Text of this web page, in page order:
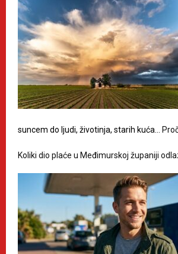
suncem do ljudi, životinja, starih kuća…
Koliki dio plaće u Međimurskoj županiji